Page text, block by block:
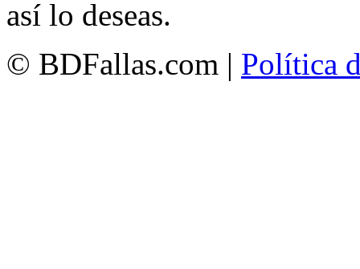
así lo deseas.
© BDFallas.com | Política